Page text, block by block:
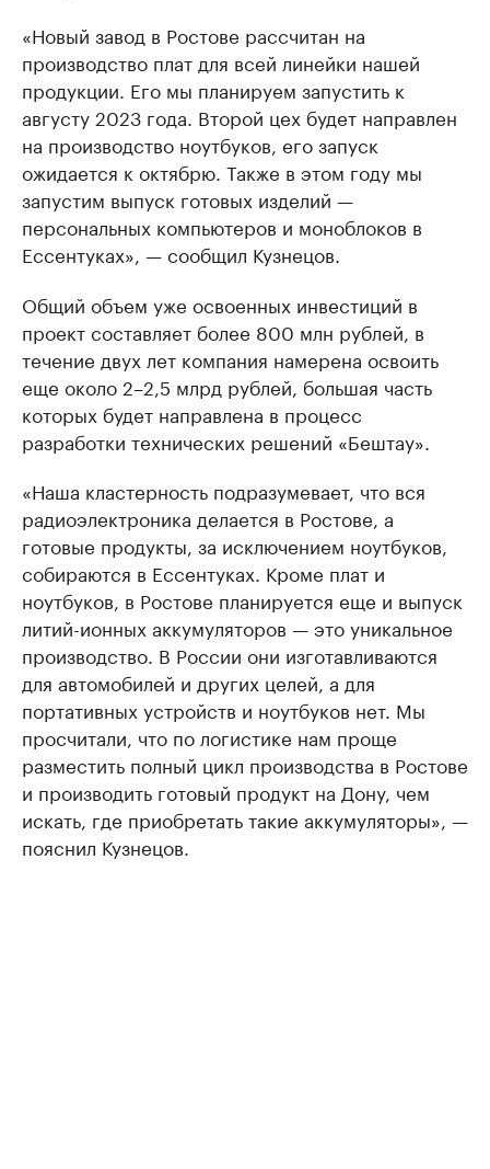
«Новый завод в Ростове рассчитан на
производство плат для всей линейки нашей
продукции. Его мы планируем запустить к
августу 2023 года. Второй цех будет направлен
на производство ноутбуков, его запуск
ожидается к октябрю. Также в этом году мы
запустим выпуск готовых изделий —
персональных компьютеров и моноблоков в
Ессентуках», — сообщил Кузнецов.
Общий объем уже освоенных инвестиций в
проект составляет более 800 млн рублей, в
течение двух лет компания намерена освоить
еще около 2–2,5 млрд рублей, большая часть
которых будет направлена в процесс
разработки технических решений «Бештау».
«Наша кластерность подразумевает, что вся
радиоэлектроника делается в Ростове, а
готовые продукты, за исключением ноутбуков,
собираются в Ессентуках. Кроме плат и
ноутбуков, в Ростове планируется еще и выпуск
литий-ионных аккумуляторов — это уникальное
производство. В России они изготавливаются
для автомобилей и других целей, а для
портативных устройств и ноутбуков нет. Мы
просчитали, что по логистике нам проще
разместить полный цикл производства в Ростове
и производить готовый продукт на Дону, чем
искать, где приобретать такие аккумуляторы», —
пояснил Кузнецов.